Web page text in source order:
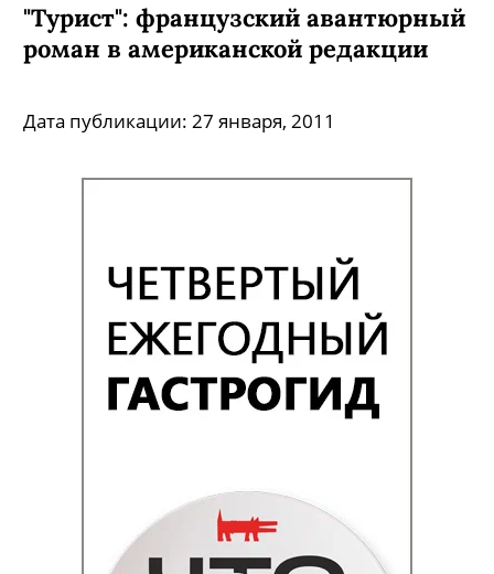
"Турист": французский авантюрный
роман в американской редакции
Дата публикации: 27 января, 2011